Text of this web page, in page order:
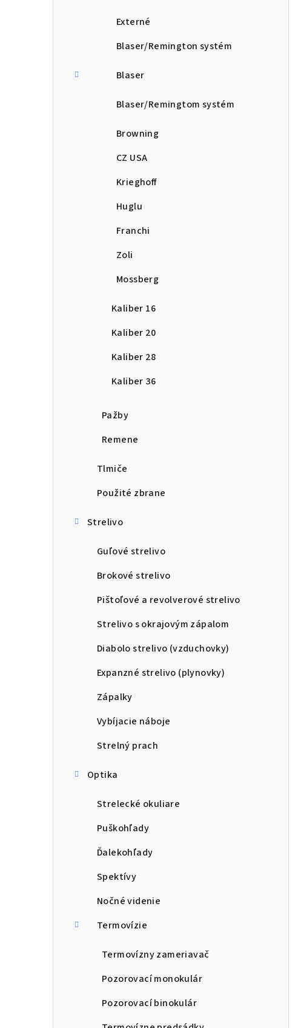
Externé
Blaser/Remington systém
Blaser
Blaser/Remingtom systém
Browning
CZ USA
Krieghoff
Huglu
Franchi
Zoli
Mossberg
Kaliber 16
Kaliber 20
Kaliber 28
Kaliber 36
Pažby
Remene
Tlmiče
Použité zbrane
Strelivo
Guľové strelivo
Brokové strelivo
Pištoľové a revolverové strelivo
Strelivo s okrajovým zápalom
Diabolo strelivo (vzduchovky)
Expanzné strelivo (plynovky)
Zápalky
Vybíjacie náboje
Strelný prach
Optika
Strelecké okuliare
Puškohľady
Ďalekohľady
Spektívy
Nočné videnie
Termovízie
Termovízny zameriavač
Pozorovací monokulár
Pozorovací binokulár